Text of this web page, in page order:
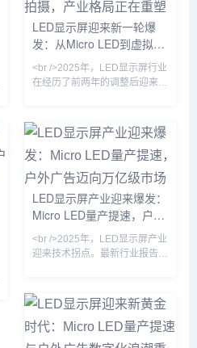
LED显示屏迎来新一轮爆
发：从Micro LED到虚拟拍
摄，产业格局正在重塑
<br />2025年，LED显示屏行业
在经历了前两年的调整后迎来强
场规模预计突破120亿美元，同
比增长18%。这一增长背后，是
Mini/Micro LED技术的加速商
用、虚拟制作（Virtual
Production）需求的爆发，以及
户外裸眼3D大屏的普及。从上
游芯片到下游应用，产业链各环
命。<br /><br
LED显示屏产业迎来爆发：
Micro LED量产提速，户外
广告迈向万亿级市场
<br />2025年，LED显示屏产业
迎来技术拐点。最新行业报告显
小时200万颗，远超此前业界预
期。三星、索尼、京东方等巨头
相继发布新一代Micro LED显示
屏，像素间距下探至P0.3以下，